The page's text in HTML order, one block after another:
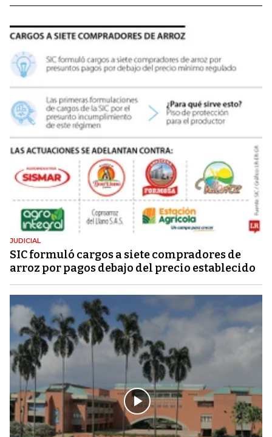
JUDICIAL
SIC formuló cargos a siete compradores de
arroz por pagos debajo del precio establecido